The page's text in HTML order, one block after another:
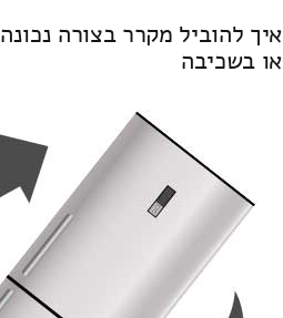
איך להוביל מקרר בצורה
או בשכיבה